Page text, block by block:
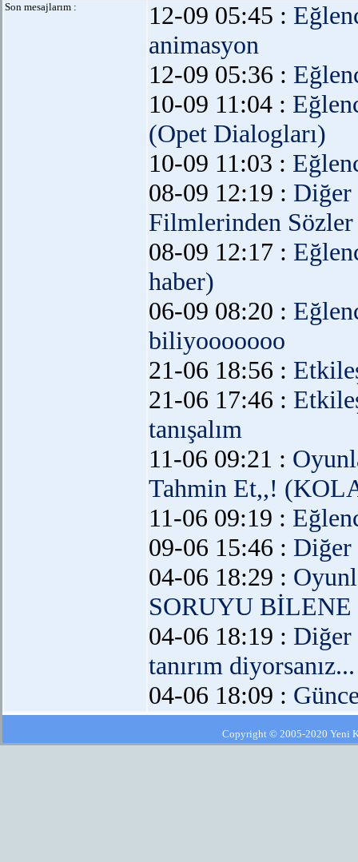
Son mesajlarım :
12-09 05:45 :
animasyon
12-09 05:36 :
10-09 11:04 :
(Opet Dialogları)
10-09 11:03 :
08-09 12:19 : Diğer
Filmlerinden Sözler
08-09 12:17 :
haber)
06-09 08:20 :
biliyooooooo
21-06 18:56 :
21-06 17:46 :
tanışalım
11-06 09:21 :
Tahmin Et,,!
11-06 09:19 :
09-06 15:46 : Diğer
04-06 18:29 :
SORUYU
04-06 18:19 : Diğer
tanırım diyorsanız...
04-06 18:09 :
Copyright © 2005-2020 Yeni